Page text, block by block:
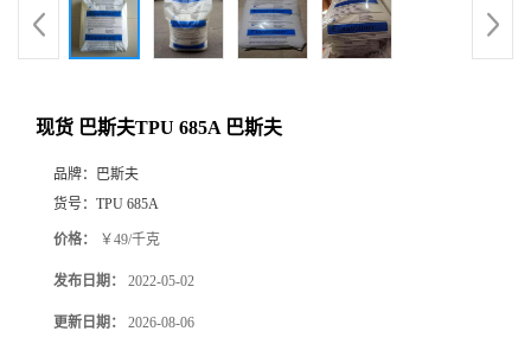
现货 巴斯夫TPU 685A 巴斯夫
品牌：
巴斯夫
货号： TPU 685A
价格： ￥49/千克
发布日期： 2022-05-02
更新日期： 2026-08-06